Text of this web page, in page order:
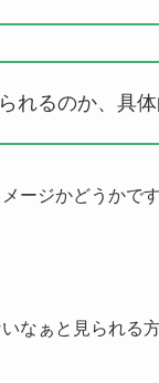
れるのか、具
ージかどうかです
なぁと見られる